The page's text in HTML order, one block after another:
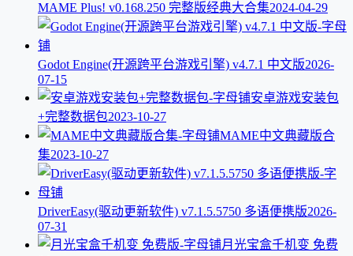
MAME Plus! v0.168.250 完整版经典大合集2024-04-29
Godot Engine(开源跨平台游戏引擎) v4.7.1 中文版2026-
07-15
安卓游戏安装包
+完整数据包2023-10-27
MAME中文典藏版合
集2023-10-27
DriverEasy(驱动更新软件) v7.1.5.5750 多语便携版2026-
07-31
月光宝盒千机变 免费